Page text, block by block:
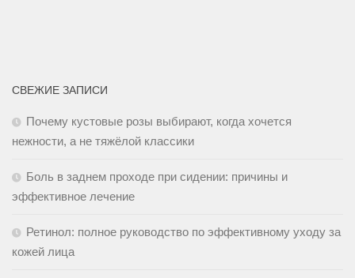
СВЕЖИЕ ЗАПИСИ
Почему кустовые розы выбирают, когда хочется
нежности, а не тяжёлой классики
Боль в заднем проходе при сидении: причины и
эффективное лечение
Ретинол: полное руководство по эффективному уходу за
кожей лица